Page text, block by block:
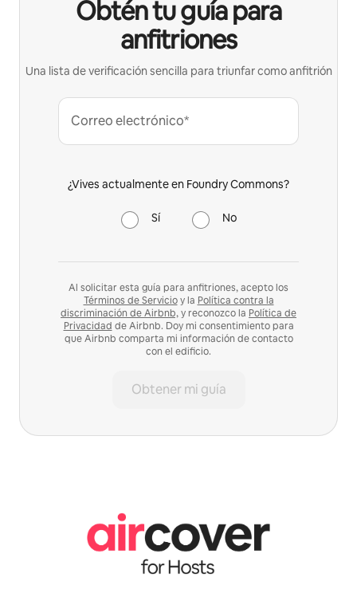
Obtén tu guía para
anfitriones
Una lista de verificación sencilla para triunfar como anfitrión
Correo electrónico*
¿Vives actualmente en Foundry Commons?
Sí No
Al solicitar esta guía para anfitriones, acepto los
Términos de Servicioy la Política contra la
discriminación de Airbnb,y reconozco la Política de
Privacidad de Airbnb. Doy mi consentimiento para
que Airbnb comparta mi información de contacto
con el edificio.
Obtener mi guía